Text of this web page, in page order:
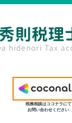
税務相談はココナラにて
お問い合わせください